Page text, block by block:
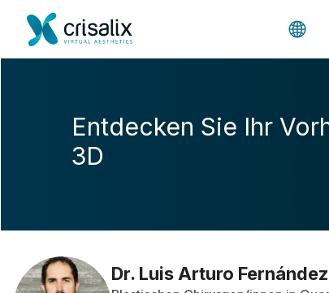
Entdecken Sie Ihr
3D
Dr. Luis Arturo Fernández